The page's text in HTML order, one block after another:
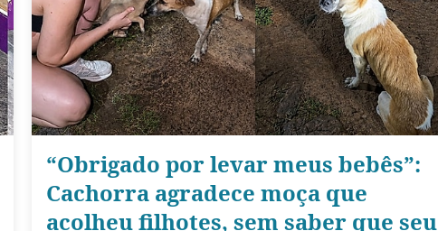
“Obrigado por levar meus bebês”:
Cachorra agradece moça que
acolheu filhotes, sem saber que seu